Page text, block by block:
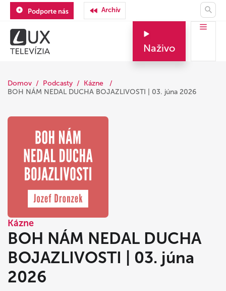
Podporte nás Archív
Naživo
Domov Podcasty
Kázne
BOH NÁM NEDAL DUCHA BOJAZLIVOSTI | 03. júna 2026
Kázne
BOH NÁM NEDAL DUCHA
BOJAZLIVOSTI | 03. júna
2026